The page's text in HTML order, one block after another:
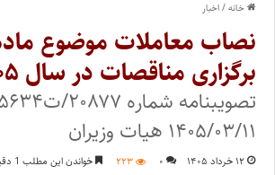
خانه/اخبار
برگزاری مناقصات در سال ۱۴۰۵
۱۴۰۵/۰۳/۱۱ هیات وزیران
۱۲ خرداد ۱۴۰۵ ۰ ۲۲۳ خواندن این مطلب 1 دقیقه زمان میبرد